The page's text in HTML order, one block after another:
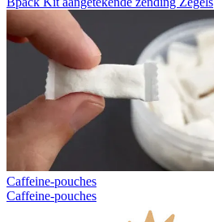
Caffeine-pouches
Caffeine-pouches